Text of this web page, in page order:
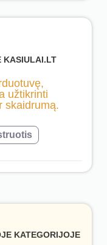
KASIULAI.LT
užtikrinti
skaidrumą.
KATEGORIJOJE